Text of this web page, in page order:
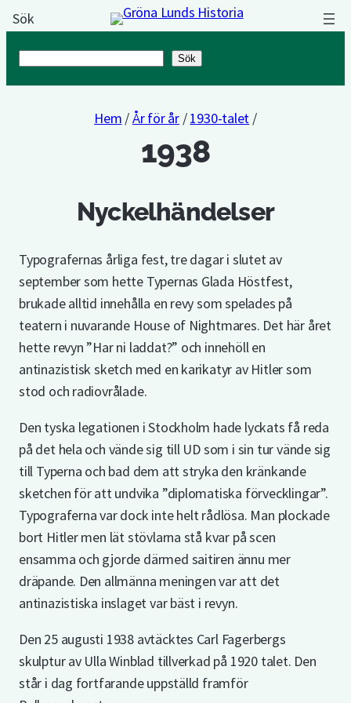
Sök
Sök
Hem /År för år /1930-talet /
1938
Nyckelhändelser
Typografernas årliga fest, tre dagar i slutet av
september som hette Typernas Glada Höstfest,
brukade alltid innehålla en revy som spelades på
teatern i nuvarande House of Nightmares. Det här året
hette revyn ”Har ni laddat?” och innehöll en
antinazistisk sketch med en karikatyr av Hitler som
stod och radiovrålade.
Den tyska legationen i Stockholm hade lyckats få reda
på det hela och vände sig till UD som i sin tur vände sig
till Typerna och bad dem att stryka den kränkande
sketchen för att undvika ”diplomatiska förvecklingar”.
Typograferna var dock inte helt rådlösa. Man plockade
bort Hitler men lät stövlarna stå kvar på scen
ensamma och gjorde därmed saitiren ännu mer
dräpande. Den allmänna meningen var att det
antinazistiska inslaget var bäst i revyn.
Den 25 augusti 1938 avtäcktes Carl Fagerbergs
skulptur av Ulla Winblad tillverkad på 1920 talet. Den
står i dag fortfarande uppställd framför